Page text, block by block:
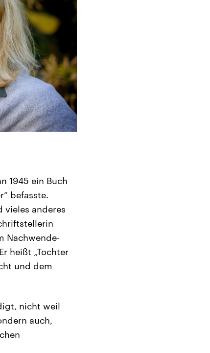
1945 ein Buch
befasste.
vieles anderes
Nachwende-
heißt „Tochter
und dem
nicht weil
auch,